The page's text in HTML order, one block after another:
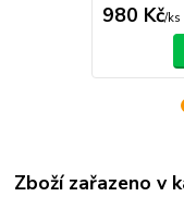
980 Kč/ks
Zboží zařazeno v